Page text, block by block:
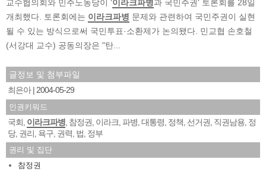
교수협의회와 민주노동당이 '이라크파병과 국민주권' 토론회를 28일
개최했다. 토론회에는 이라크파병 문제와 관련하여 국민주권이 실현
될 수 있는 방식으로써 국민투표·소환제가 논의됐다. 민교협 손호철
(서강대 교수) 공동의장은 "탄...
글정보 및 첨부파일
최은아
2004-05-29
인권키워드
국회 이라크파병 참정권 이라크 파병 대통령 정책 선거권 직권남용 정
당, 권리 욕구 권력 법 정부
권리 및 집단
참정권